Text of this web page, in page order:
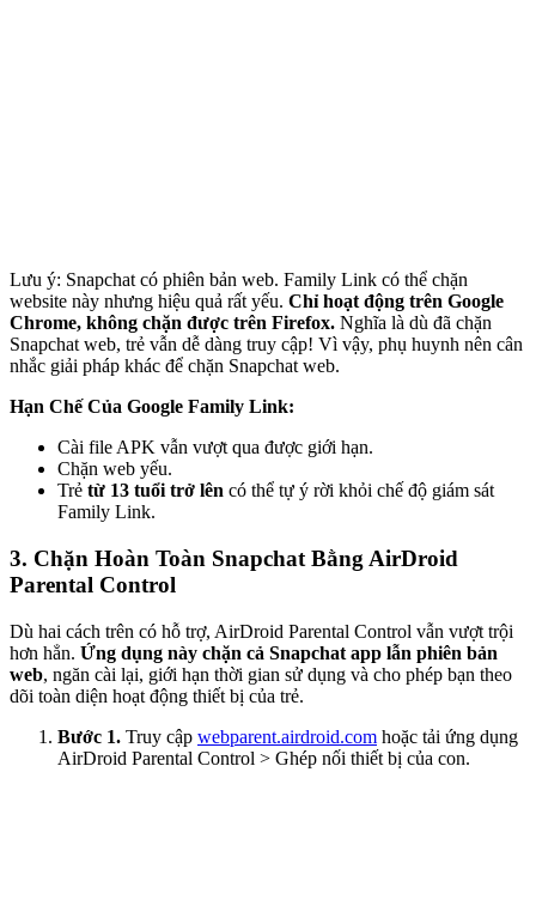
Lưu ý: Snapchat có phiên bản web. Family Link có thể chặn
website này nhưng hiệu quả rất yếu. Chỉ hoạt động trên Google
Chrome, không chặn được trên Firefox. Nghĩa là dù đã chặn
Snapchat web, trẻ vẫn dễ dàng truy cập! Vì vậy, phụ huynh nên cân
nhắc giải pháp khác để chặn Snapchat web.
Hạn Chế Của Google Family Link:
Cài file APK vẫn vượt qua được giới hạn.
Chặn web yếu.
Trẻ từ 13 tuổi trở lên có thể tự ý rời khỏi chế độ giám sát
Family Link.
3. Chặn Hoàn Toàn Snapchat Bằng AirDroid
Parental Control
Dù hai cách trên có hỗ trợ, AirDroid Parental Control vẫn vượt trội
hơn hẳn. Ứng dụng này chặn cả Snapchat app lẫn phiên bản
web, ngăn cài lại, giới hạn thời gian sử dụng và cho phép bạn theo
dõi toàn diện hoạt động thiết bị của trẻ.
Bước 1. Truy cập webparent.airdroid.com hoặc tải ứng dụng
AirDroid Parental Control > Ghép nối thiết bị của con.